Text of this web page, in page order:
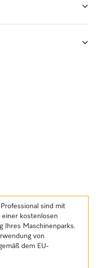
sind mit
kostenlosen
Ihres Maschinenparks.
von
dem EU-